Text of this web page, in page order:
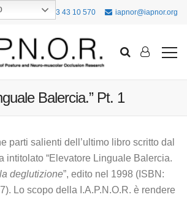
+39 393 43 10 570 iapnor@iapnor.org
Balercia.” Pt. 1
parti salienti dell’ultimo libro scritto dal
intitolato “Elevatore Linguale Balercia.
deglutizione”, edito nel 1998 (ISBN:
Lo scopo della I.A.P.N.O.R. è rendere